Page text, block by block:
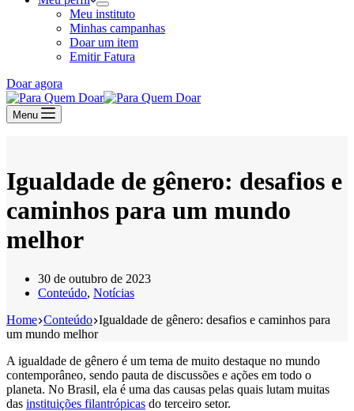
Meu instituto
Minhas campanhas
Doar um item
Emitir Fatura
Doar agora
Menu
Igualdade de gênero: desafios e
caminhos para um mundo
melhor
30 de outubro de 2023
Conteúdo, Notícias
Home Conteúdo Igualdade de gênero: desafios e caminhos para
um mundo melhor
A igualdade de gênero é um tema de muito destaque no mundo
contemporâneo, sendo pauta de discussões e ações em todo o
planeta. No Brasil, ela é uma das causas pelas quais lutam muitas
das instituições filantrópicas do terceiro setor.